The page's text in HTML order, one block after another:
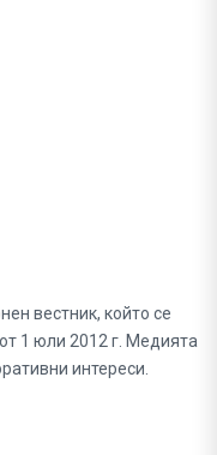
вестник, който се
1 юли 2012 г. Медията
интереси.